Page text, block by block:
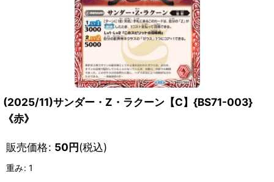
(2025/11)サンダー・Z・ラクーン【C】{BS71-003}
《赤》
販売価格: 50円(税込)
重み: 1